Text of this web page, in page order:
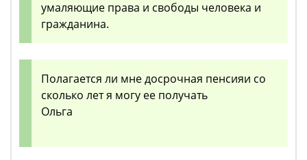
умаляющие права и свободы человека и
гражданина.
Полагается ли мне досрочная пенсияи со
сколько лет я могу ее получать
Ольга